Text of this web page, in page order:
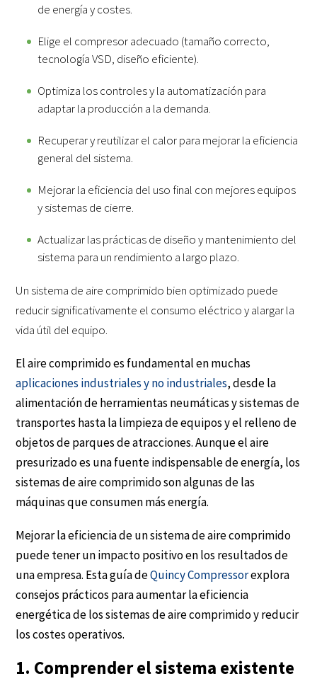
de energía y costes.
Elige el compresor adecuado (tamaño correcto,
tecnología VSD, diseño eficiente).
Optimiza los controles y la automatización para
adaptar la producción a la demanda.
Recuperar y reutilizar el calor para mejorar la eficiencia
general del sistema.
Mejorar la eficiencia del uso final con mejores equipos
y sistemas de cierre.
Actualizar las prácticas de diseño y mantenimiento del
sistema para un rendimiento a largo plazo.
Un sistema de aire comprimido bien optimizado puede
reducir significativamente el consumo eléctrico y alargar la
vida útil del equipo.
El aire comprimido es fundamental en muchas
aplicaciones industriales y no industriales, desde la
alimentación de herramientas neumáticas y sistemas de
transportes hasta la limpieza de equipos y el relleno de
objetos de parques de atracciones. Aunque el aire
presurizado es una fuente indispensable de energía, los
sistemas de aire comprimido son algunas de las
máquinas que consumen más energía.
Mejorar la eficiencia de un sistema de aire comprimido
puede tener un impacto positivo en los resultados de
una empresa. Esta guía deQuincy Compressorexplora
consejos prácticos para aumentar la eficiencia
energética de los sistemas de aire comprimido y reducir
los costes operativos.
1. Comprender el sistema existente